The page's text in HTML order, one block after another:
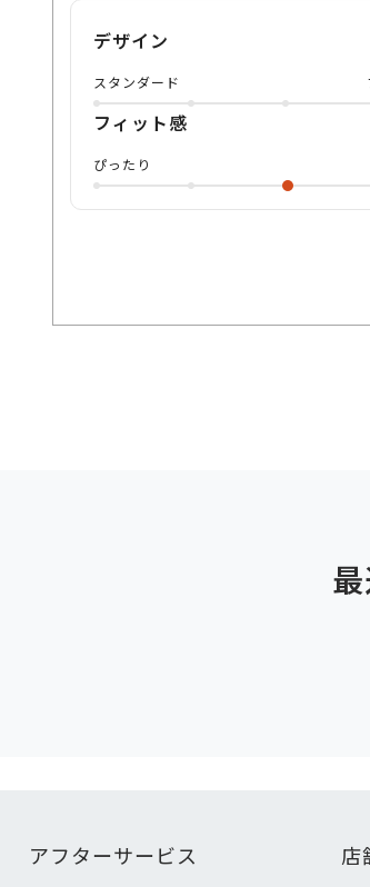
ーで薄め
いパリミキ
デザイン
スタンダード
フィット感
ぴったり
アフターサービス 店